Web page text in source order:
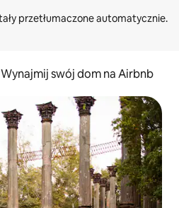
Wynajmij swój dom na Airbnb